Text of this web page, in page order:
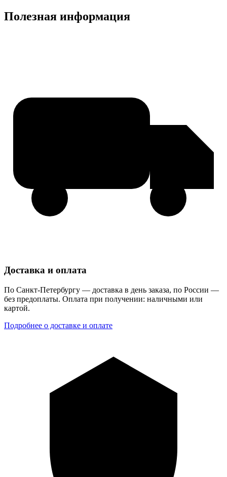
Полезная информация
Доставка и оплата
По Санкт-Петербургу — доставка в день заказа, по России —
без предоплаты. Оплата при получении: наличными или
картой.
Подробнее о доставке и оплате